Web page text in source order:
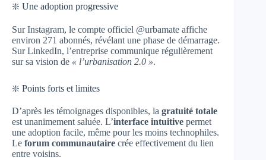
❇️ Une adoption progressive
Sur Instagram, le compte officiel @urbamate affiche
environ 271 abonnés, révélant une phase de démarrage.
Sur LinkedIn, l’entreprise communique régulièrement
sur sa vision de « l’urbanisation 2.0 ».
❇️ Points forts et limites
D’après les témoignages disponibles, la gratuité totale
est unanimement saluée. L’interface intuitive permet
une adoption facile, même pour les moins technophiles.
Le forum communautaire crée effectivement du lien
entre voisins.